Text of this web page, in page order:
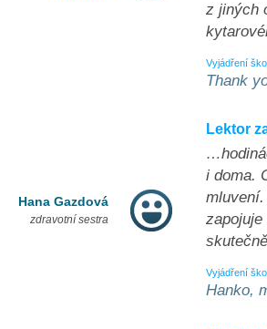
z jiných
Vyjádření
Thank
Hana Gazdová
zdravotní sestra
Lektor
i doma.
Vyjádření
Hanko,